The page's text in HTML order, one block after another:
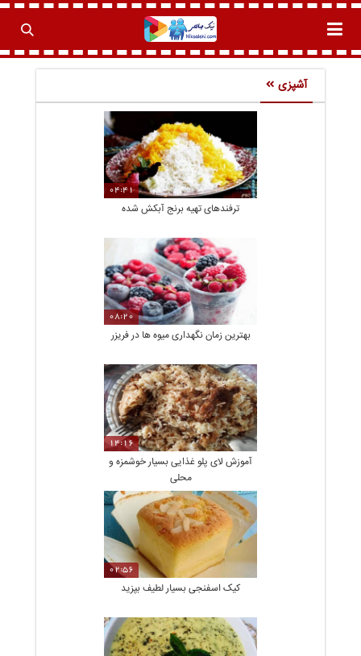
آشپزی
04:41
ترفندهای تهیه برنج آبکش شده
08:20
بهترین زمان نگهداری میوه ها در فریزر
14:16
آموزش لای پلو غذایی بسیار خوشمزه و
محلی
02:56
کیک اسفنجی بسیار لطیف بپزید